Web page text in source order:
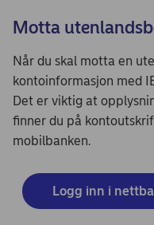
Motta
Når du skal motta en
kontoinformasjon med
Det er viktig at
finner du på
mobilbanken.
Logg inn i